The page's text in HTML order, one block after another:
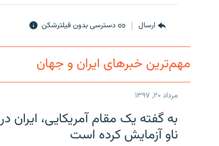
ارسال دسترسی بدون فیلترشکن
مهم‌ترین خبرهای ایران و جهان
مرداد ۲۰, ۱۳۹۷
به گفته یک مقام آمریکایی،
ناو آزمایش کرده است